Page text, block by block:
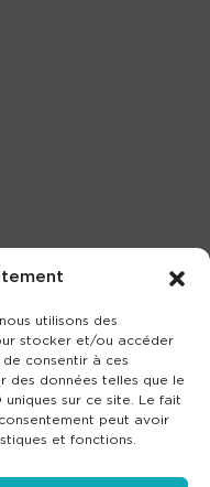
utilisons des
stocker et/ou accéder
consentir à ces
données telles que le
sur ce site. Le fait
peut avoir
et fonctions.